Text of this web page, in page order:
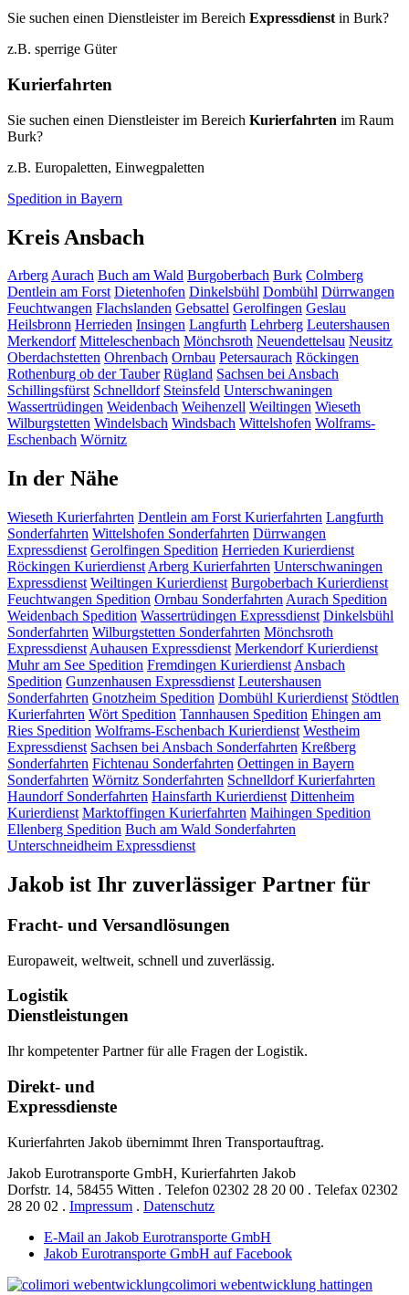
Sie suchen einen Dienstleister im Bereich Expressdienst in Burk?
z.B. sperrige Güter
Kurierfahrten
Sie suchen einen Dienstleister im Bereich Kurierfahrten im Raum
Burk?
z.B. Europaletten, Einwegpaletten
Spedition in Bayern
Kreis Ansbach
ArbergAurach Buch am Wald Burgoberbach Burk Colmberg
Dentlein am Forst Dietenhofen Dinkelsbühl Dombühl Dürrwangen
Feuchtwangen Flachslanden Gebsattel Gerolfingen Geslau
Heilsbronn Herrieden Insingen Langfurth Lehrberg Leutershausen
Merkendorf Mitteleschenbach Mönchsroth Neuendettelsau Neusitz
Oberdachstetten Ohrenbach Ornbau Petersaurach Röckingen
Rothenburg ob der Tauber Rügland Sachsen bei Ansbach
Schillingsfürst Schnelldorf Steinsfeld Unterschwaningen
Wassertrüdingen Weidenbach Weihenzell Weiltingen Wieseth
Wilburgstetten Windelsbach Windsbach Wittelshofen Wolframs-
Eschenbach Wörnitz
In der Nähe
Wieseth Kurierfahrten Dentlein am Forst Kurierfahrten Langfurth
Sonderfahrten Wittelshofen Sonderfahrten Dürrwangen
Expressdienst Gerolfingen Spedition Herrieden Kurierdienst
Röckingen Kurierdienst Arberg Kurierfahrten Unterschwaningen
Expressdienst Weiltingen Kurierdienst Burgoberbach Kurierdienst
Feuchtwangen Spedition Ornbau Sonderfahrten Aurach Spedition
Weidenbach Spedition Wassertrüdingen Expressdienst Dinkelsbühl
Sonderfahrten Wilburgstetten Sonderfahrten Mönchsroth
Expressdienst Auhausen Expressdienst MerkendorfKurierdienst
Muhr am See Spedition Fremdingen Kurierdienst Ansbach
Spedition Gunzenhausen Expressdienst Leutershausen
Sonderfahrten Gnotzheim Spedition Dombühl Kurierdienst Stödtlen
Kurierfahrten Wört Spedition Tannhausen Spedition Ehingen am
Ries Spedition Wolframs-Eschenbach Kurierdienst Westheim
Expressdienst Sachsen bei Ansbach Sonderfahrten Kreßberg
Sonderfahrten Fichtenau Sonderfahrten Oettingen in Bayern
Sonderfahrten Wörnitz Sonderfahrten SchnelldorfKurierfahrten
Haundorf Sonderfahrten Hainsfarth Kurierdienst Dittenheim
Kurierdienst Marktoffingen Kurierfahrten Maihingen Spedition
Ellenberg Spedition Buch am Wald Sonderfahrten
Unterschneidheim Expressdienst
Jakob ist Ihr zuverlässiger Partner für
Fracht- und Versandlösungen
Europaweit, weltweit, schnell und zuverlässig.
Logistik
Dienstleistungen
Ihr kompetenter Partner für alle Fragen der Logistik.
Direkt- und
Expressdienste
Kurierfahrten Jakob übernimmt Ihren Transportauftrag.
Jakob Eurotransporte GmbH, Kurierfahrten Jakob
Dorfstr. 14, 58455 Witten . Telefon 02302 28 20 00 . Telefax 02302
28 20 02 . Impressum . Datenschutz
E-Mail an Jakob Eurotransporte GmbH
Jakob Eurotransporte GmbH auf Facebook
colimori webentwicklung hattingen